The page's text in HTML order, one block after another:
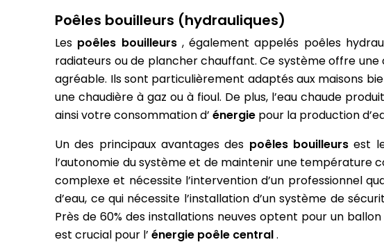
Poêles bouilleurs (hydrauliques)
Les poêles bouilleurs , également appelés poêles
radiateurs ou de plancher chauffant. Ce système offre
agréable. Ils sont particulièrement adaptés aux maisons
une chaudière à gaz ou à fioul. De plus, l’eau chaude
ainsi votre consommation d’énergie pour la production
Un des principaux avantages des poêles bouilleursest
l’autonomie du système et de maintenir une température
complexe et nécessite l’intervention d’un professionnel
d’eau, ce qui nécessite l’installation d’un système de
Près de 60% des installations neuves optent pour un
est crucial pour l’énergie poêle central.